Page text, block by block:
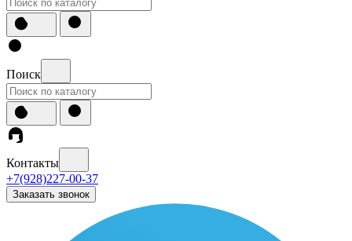
Поиск
Контакты
+7(928)227-00-37
Заказать звонок